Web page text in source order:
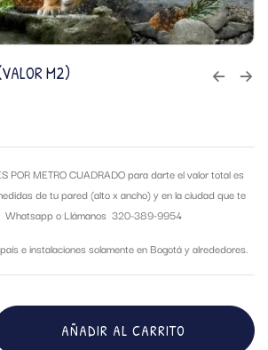
M2)
POR METRO CUADRADO para darte el valor total es
de tu pared (alto x ancho) y en la ciudad que te
Whatsapp o Llámanos 320-389-9954
e instalaciones solamente en Bogotá y alrededores.
AÑADIR AL CARRITO